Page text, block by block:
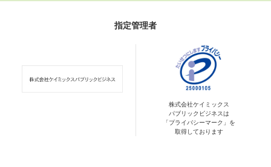
指定管理者
株式会社ケイミックス
パブリックビジネスは
「プライバシーマーク」を
取得しております